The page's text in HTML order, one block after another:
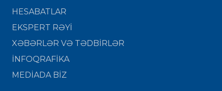
HESABATLAR
EKSPERT RƏYİ
XƏBƏRLƏR VƏ TƏDBİRLƏR
İNFOQRAFİKA
MEDİADA BİZ